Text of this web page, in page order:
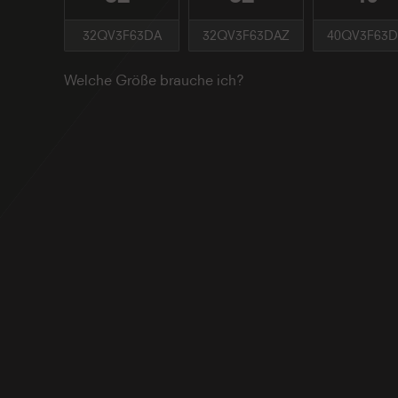
32QV3F63DA 32QV3F63DAZ
Welche Größe brauche ich?